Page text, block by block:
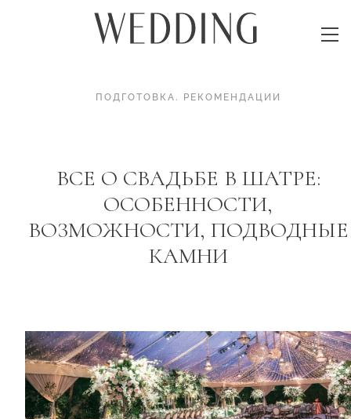
ПОДГОТОВКА. РЕКОМЕНДАЦИИ
ВСЕ О СВАДЬБЕ В ШАТРЕ:
ОСОБЕННОСТИ,
ВОЗМОЖНОСТИ, ПОДВОДНЫЕ
КАМНИ